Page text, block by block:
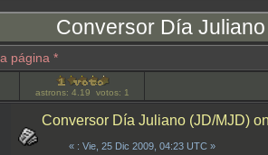
Conversor Día
página *
astrons: 4.19 votos: 1
Conversor Día Juliano (JD/MJD)
« : Vie, 25 Dic 2009, 04:23 UTC »